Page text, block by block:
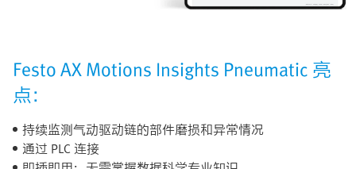
Festo AX Motions Insights Pneumatic 亮
点：
持续监测气动驱动链的部件磨损和异常情况
通过 PLC 连接